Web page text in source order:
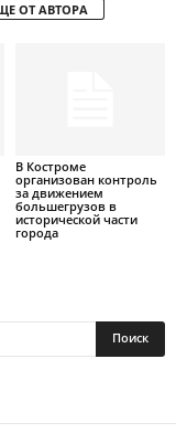
ОТ АВТОРА
В Костроме
организован контроль
за движением
большегрузов в
исторической части
города